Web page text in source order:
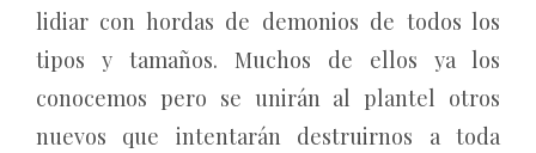
lidiar con hordas de demonios de todos los
tipos y tamaños. Muchos de ellos ya los
conocemos pero se unirán al plantel otros
nuevos que intentarán destruirnos a toda